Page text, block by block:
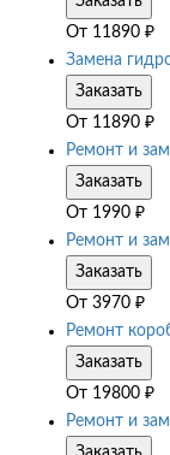
От 11890 ₽
Замена
Заказать
От 11890 ₽
Ремонт и
Заказать
От 1990 ₽
Ремонт и
Заказать
От 3970 ₽
Ремонт
Заказать
От 19800 ₽
Ремонт и